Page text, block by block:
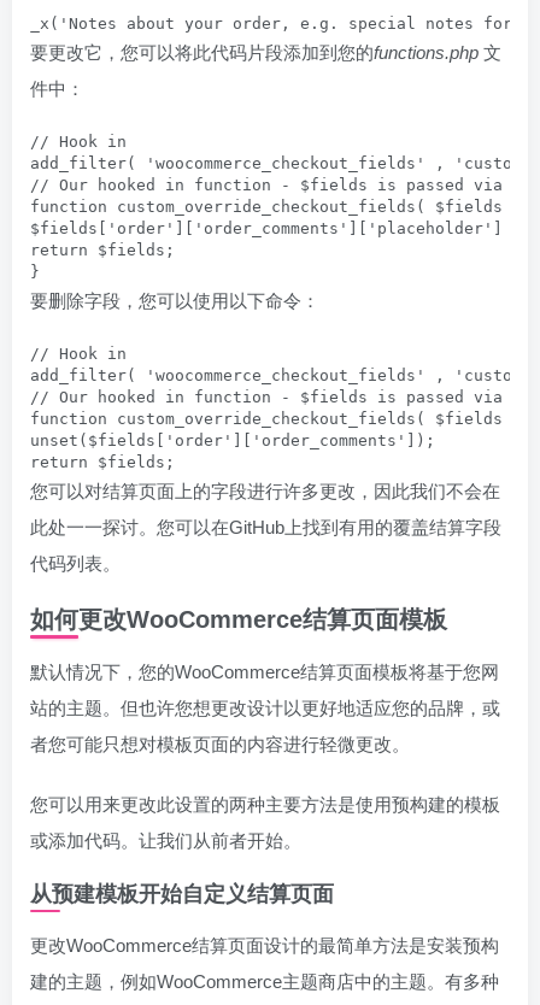
_x('Notes about your order, e.g. special notes for
要更改它，您可以将此代码片段添加到您的functions.php 文
件中：
// Hook in
add_filter( 'woocommerce_checkout_fields' ,
// Our hooked in function - $fields is passed via
function custom_override_checkout_fields( $fields ) {
$fields['order']['order_comments']['placeholder'] =
return $fields;
}
要删除字段，您可以使用以下命令：
// Hook in
add_filter( 'woocommerce_checkout_fields' ,
// Our hooked in function - $fields is passed via
function custom_override_checkout_fields( $fields ) {
unset($fields['order']['order_comments']);
return $fields;
您可以对结算页面上的字段进行许多更改，因此我们不会在
此处一一探讨。您可以在GitHub上找到有用的覆盖结算字段
代码列表。
如何更改WooCommerce结算页面模板
默认情况下，您的WooCommerce结算页面模板将基于您网
站的主题。但也许您想更改设计以更好地适应您的品牌，或
者您可能只想对模板页面的内容进行轻微更改。
您可以用来更改此设置的两种主要方法是使用预构建的模板
或添加代码。让我们从前者开始。
从预建模板开始自定义结算页面
更改WooCommerce结算页面设计的最简单方法是安装预构
建的主题，例如WooCommerce主题商店中的主题。有多种